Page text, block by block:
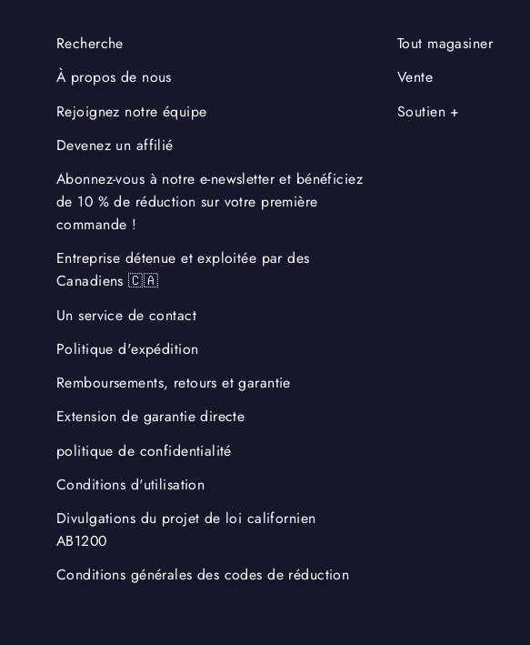
Recherche
À propos de nous
Rejoignez notre équipe
Devenez un affilié
Abonnez-vous à notre e-newsletter et bénéficiez
de 10 % de réduction sur votre première
commande !
Entreprise détenue et exploitée par des
Canadiens 🇨🇦
Un service de contact
Politique d'expédition
Remboursements, retours et garantie
Extension de garantie directe
politique de confidentialité
Conditions d'utilisation
Divulgations du projet de loi californien
AB1200
Conditions générales des codes de réduction
Tout magasiner
Vente
Soutien +